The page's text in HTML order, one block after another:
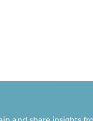
Planer och priser